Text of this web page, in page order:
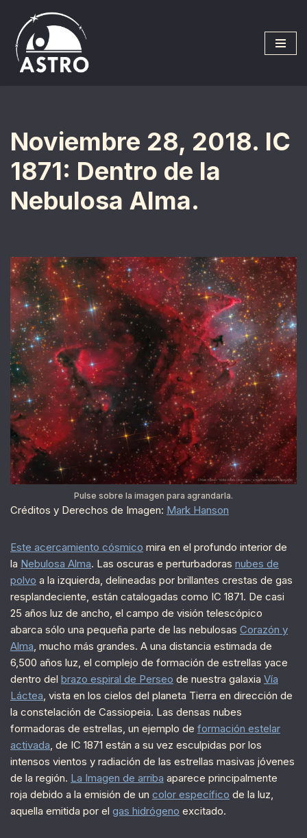
Saltar
al
contenido
Noviembre 28, 2018. IC
1871: Dentro de la
Nebulosa Alma.
Pulse sobre la imagen para agrandarla.
Créditos y Derechos de Imagen: Mark Hanson
Este acercamiento cósmico mira en el profundo interior de
la Nebulosa Alma. Las oscuras e perturbadoras nubes de
polvo a la izquierda, delineadas por brillantes crestas de gas
resplandeciente, están catalogadas como IC 1871. De casi
25 años luz de ancho, el campo de visión telescópico
abarca sólo una pequeña parte de las nebulosas Corazón y
Alma, mucho más grandes. A una distancia estimada de
6,500 años luz, el complejo de formación de estrellas yace
dentro del brazo espiral de Perseo de nuestra galaxia Vía
Láctea, vista en los cielos del planeta Tierra en dirección de
la constelación de Cassiopeia. Las densas nubes
formadoras de estrellas, un ejemplo de formación estelar
activada, de IC 1871 están a su vez esculpidas por los
intensos vientos y radiación de las estrellas masivas jóvenes
de la región. La Imagen de arriba aparece principalmente
roja debido a la emisión de un color específico de la luz,
aquella emitida por el gas hidrógeno excitado.